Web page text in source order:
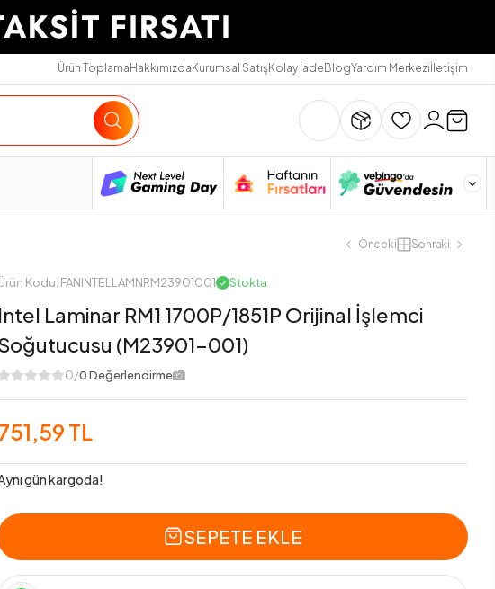
Ürün ToplamaHakkımızdaKurumsal SatışKolay İadeBlogYardım Merkeziİletişim
Önceki Sonraki
Kodu: FANINTELLAMNRM23901001 Stokta
Intel Laminar RM1 1700P/1851P Orijinal İşlemci
(M23901-001)
0/0 Değerlendirme
TL
gün kargoda!
SEPETE EKLE